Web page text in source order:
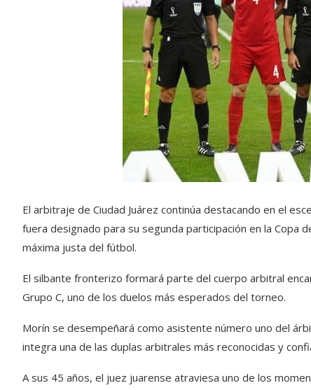
El arbitraje de Ciudad Juárez continúa destacando en el
fuera designado para su segunda participación en la Copa
máxima justa del fútbol.
El silbante fronterizo formará parte del cuerpo arbitral
Grupo C, uno de los duelos más esperados del torneo.
Morín se desempeñará como asistente número uno del
integra una de las duplas arbitrales más reconocidas y
A sus 45 años, el juez juarense atraviesa uno de los